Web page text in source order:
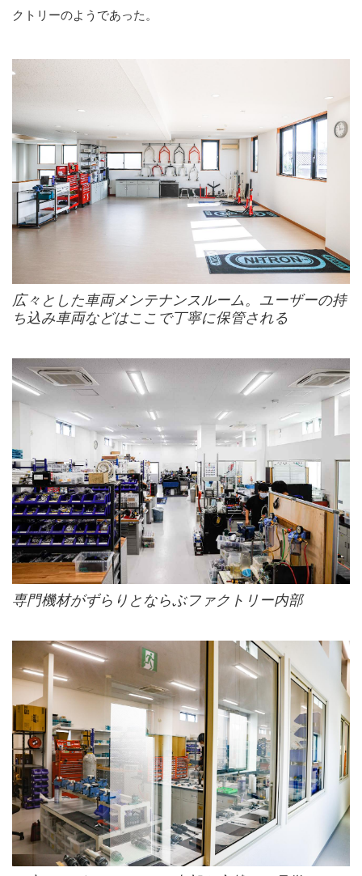
クトリーのようであった。
広々とした車両メンテナンスルーム。ユーザーの持
ち込み車両などはここで丁寧に保管される
専門機材がずらりとならぶファクトリー内部